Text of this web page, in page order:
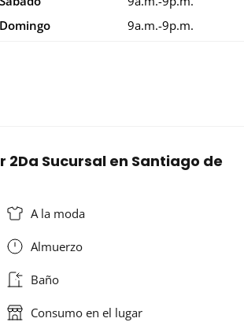
Domingo
9a.m.-9p.m.
Sucursal en Santiago de
A la moda
Almuerzo
Baño
Consumo en el lugar